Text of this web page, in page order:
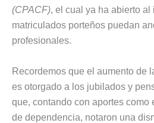
(CPACF), el cual ya ha abierto
matriculados porteños puedan
profesionales.
Recordemos que el aumento de
es otorgado a los jubilados y
que, contando con aportes como
de dependencia, notaron una